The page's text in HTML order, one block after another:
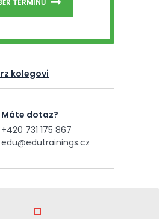
TERMÍNŮ
kolegovi
Máte dotaz?
+420 731 175 867
edu@edutrainings.cz